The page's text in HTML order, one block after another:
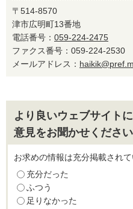
〒514-8570
津市広明町13番地
電話番号： 059-224-2475
ファクス番号：059-224-2530
メールアドレス：
より良いウェブサイト
意見をお聞かせください
お求めの情報は充分掲載され
充分だった
ふつう
足りなかった